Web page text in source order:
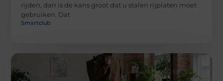
rijden, dan is de kans groot dat u stalen rijplaten moet
gebruiken. Dat
Smartclub